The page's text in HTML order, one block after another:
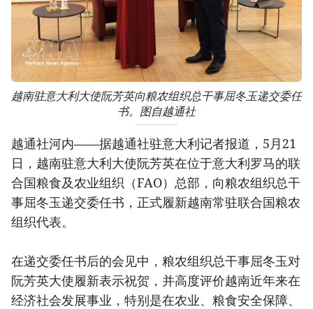
越南驻意大利大使阮芳英向粮农组织总干事屈冬玉递交委任
书。图自越通社
越通社河内——据越通社驻意大利记者报道，5月21
日，越南驻意大利大使阮芳英在位于意大利罗马的联
合国粮食及农业组织（FAO）总部，向粮农组织总干
事屈冬玉递交委任书，正式履新越南常驻联合国粮农
组织代表。
在递交委任书后的会见中，粮农组织总干事屈冬玉对
阮芳英大使履新表示祝贺，并高度评价越南近年来在
经济社会发展事业，特别是在农业、粮食安全保障、